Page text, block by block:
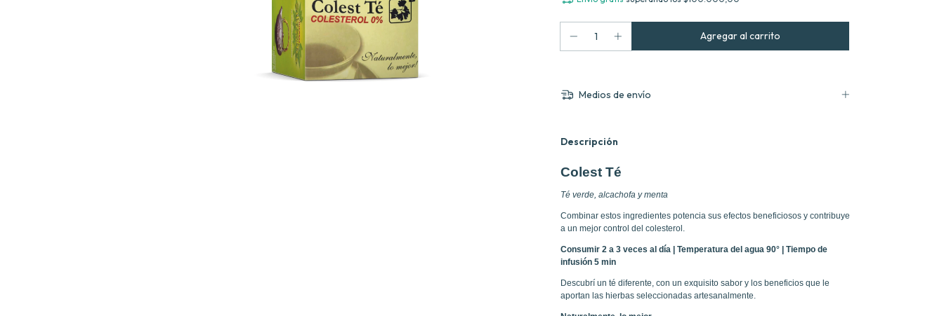
Medios de envío
Descripción
Colest Té
Té verde, alcachofa y menta
Combinar estos ingredientes potencia sus efectos beneficiosos y contribuye
a un mejor control del colesterol.
Consumir 2 a 3 veces al día | Temperatura del agua 90° | Tiempo de
infusión 5 min
Descubrí un té diferente, con un exquisito sabor y los beneficios que le
aportan las hierbas seleccionadas artesanalmente.